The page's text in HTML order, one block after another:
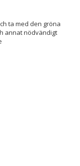
ta med den gröna
annat nödvändigt